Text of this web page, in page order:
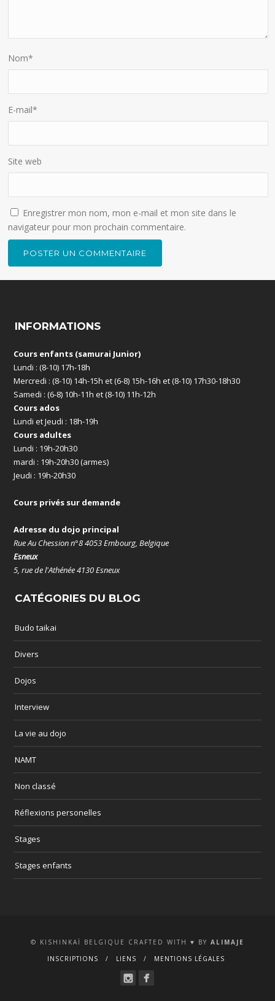
Nom*
E-mail*
Site web
Enregistrer mon nom, mon e-mail et mon site dans le
navigateur pour mon prochain commentaire.
INFORMATIONS
Cours enfants (samurai Junior)
Lundi : (8-10) 17h-18h
Mercredi : (8-10) 14h-15h et (6-8) 15h-16h et (8-10) 17h30-18h30
Samedi : (6-8) 10h-11h et (8-10) 11h-12h
Cours ados
Lundi et Jeudi : 18h-19h
Cours adultes
Lundi : 19h-20h30
mardi : 19h-20h30 (armes)
Jeudi : 19h-20h30
Cours privés sur demande
Adresse du dojo principal
Rue Au Chession n°8 4053 Embourg, Belgique
Esneux
5, rue de l'Athénée 4130 Esneux
CATÉGORIES DU BLOG
Budo taikai
Divers
Dojos
Interview
La vie au dojo
NAMT
Non classé
Réflexions personelles
Stages
Stages enfants
© KISHINKAÏ BELGIQUE CRAFTED WITH ♥ BY ALIMAJE
INSCRIPTIONS
LIENS MENTIONS LÉGALES